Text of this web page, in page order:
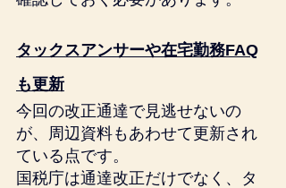
タックスアンサーや在宅勤務FAQ
も更新
今回の改正通達で見逃せないの
が、周辺資料もあわせて更新され
ている点です。
国税庁は通達改正だけでなく、タ